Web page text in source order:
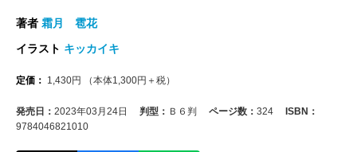
著者 霜月 雹花
イラスト キッカイキ
定価： 1,430円 （本体1,300円＋税）
発売日： 2023年03月24日 判型： Ｂ６判 ページ数： 324
ISBN：
9784046821010